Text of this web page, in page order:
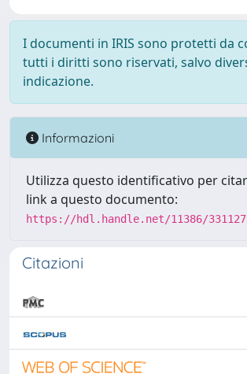
I documenti in IRIS sono protetti da
tutti i diritti sono riservati, salvo
indicazione.
Informazioni
Utilizza questo identificativo per
link a questo documento:
https://hdl.handle.net/11386/
Citazioni